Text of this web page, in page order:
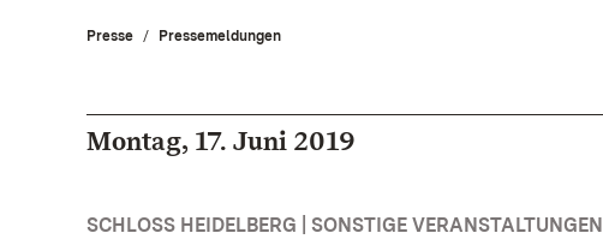
Presse Pressemeldungen
Montag, 17. Juni 2019
SCHLOSS HEIDELBERG | SONSTIGE VERANSTALTUNGEN